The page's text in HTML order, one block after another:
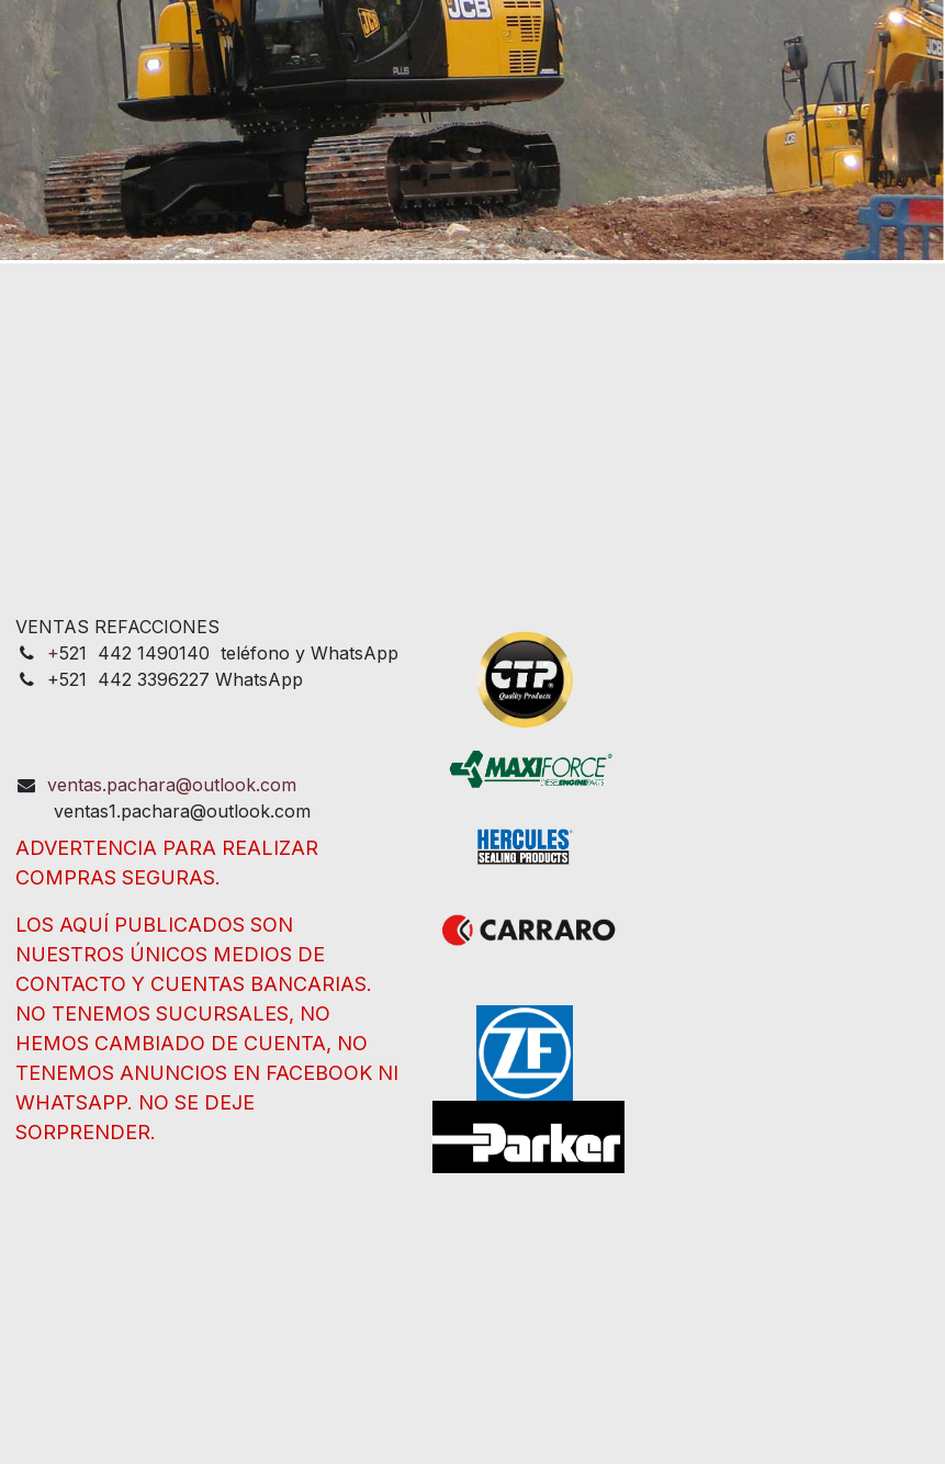
VENTAS REFACCIONES
+521 442 1490140 teléfono y WhatsApp
+521 442 3396227 WhatsApp
ventas.pachara@outlook.com
ventas1.pachara@outlook.com
ADVERTENCIA PARA REALIZAR
COMPRAS SEGURAS.
LOS AQUÍ PUBLICADOS SON
NUESTROS ÚNICOS MEDIOS DE
CONTACTO Y CUENTAS BANCARIAS.
NO TENEMOS SUCURSALES, NO
HEMOS CAMBIADO DE CUENTA, NO
TENEMOS ANUNCIOS EN FACEBOOK NI
WHATSAPP. NO SE DEJE
SORPRENDER.